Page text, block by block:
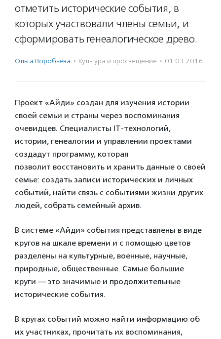
отметить исторические события, в
которых участвовали члены семьи, и
сформировать генеалогическое древо.
Ольга Воробьева · Культура и просвещение · 01.03.2016
Проект «Айди» создан для изучения истории
своей семьи и страны через воспоминания
очевидцев. Специалисты IT-технологий,
истории, генеалогии и управлении проектами
создадут программу, которая
позволит восстановить и хранить данные о своей
семье: создать записи исторических и личных
событий, найти связь с событиями жизни других
людей, собрать семейный архив.
В системе «Айди» события представлены в виде
кругов на шкале времени и с помощью цветов
разделены на культурные, военные, научные,
природные, общественные. Самые большие
круги — это значимые и продолжительные
исторические события.
В кругах событий можно найти информацию об
их участниках, прочитать их воспоминания,